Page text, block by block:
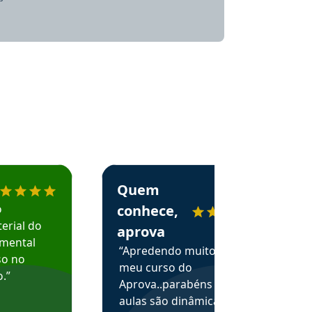
o Aprova Concursos em depoimento
do
no
Estudante Alessandra recomenda o Aprova
Quem
conhece,
aprova
“Apredendo muito no
meu curso do
Aprova..parabéns pelas
aulas são dinâmicas e